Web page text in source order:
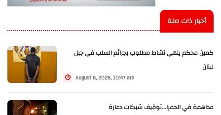
أخبار ذات صلة
كمين محكم ينهي نشاط مطلوب بجرائم السلب في جبل
لبنان
August 6, 2026, 10:47 am
مداهمة في الحمرا...توقيف شبكات دعارة